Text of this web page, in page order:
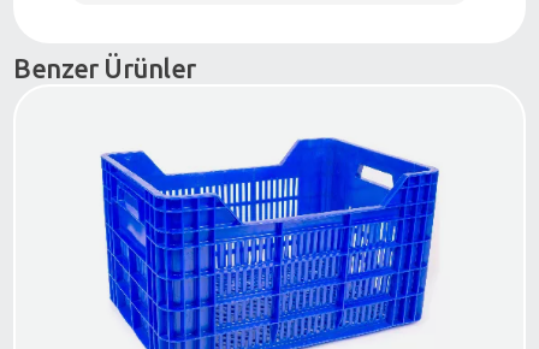
Benzer Ürünler